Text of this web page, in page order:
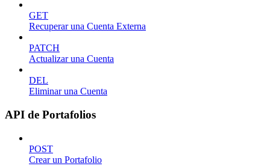
GET
Recuperar una Cuenta Externa
PATCH
Actualizar una Cuenta
DEL
Eliminar una Cuenta
API de Portafolios
POST
Crear un Portafolio